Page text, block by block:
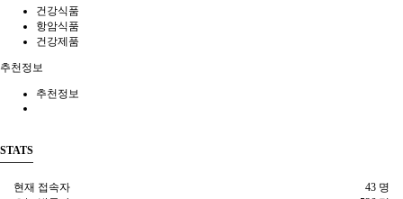
건강식품
항암식품
건강제품
추천정보
추천정보
STATS
43 명
현재 접속자